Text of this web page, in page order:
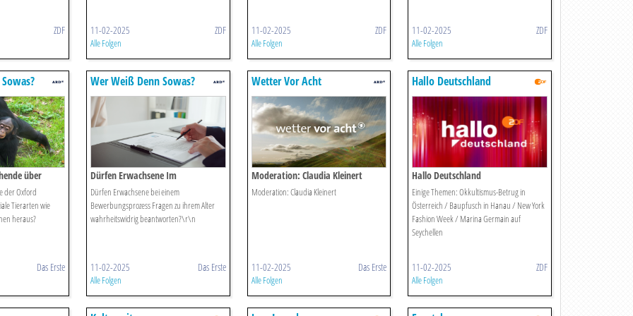
ZDF 11-02-2025 ZDF
Alle Folgen
11-02-2025 ZDF
Alle Folgen
11-02-2025 ZDF
Alle Folgen
über
Primaten
der Oxford
Tierarten wie
heraus?
Das Erste
Wer Weiß Denn Sowas?
Dürfen Erwachsene Im
Bewerbungsprozess Fragen Zum
Alter Wahrheitswidrig
Beantworten.
Dürfen Erwachsene bei einem
Bewerbungsprozess Fragen zu ihrem Alter
wahrheitswidrig beantworten?\r\n
11-02-2025 Das Erste
Alle Folgen
Wetter Vor Acht
Moderation: Claudia Kleinert
Moderation: Claudia Kleinert
11-02-2025 Das Erste
Alle Folgen
Hallo Deutschland
Hallo Deutschland
Einige Themen: Okkultismus-Betrug in
Österreich / Baupfusch in Hanau / New York
Fashion Week / Marina Germain auf
Seychellen
11-02-2025 ZDF
Alle Folgen